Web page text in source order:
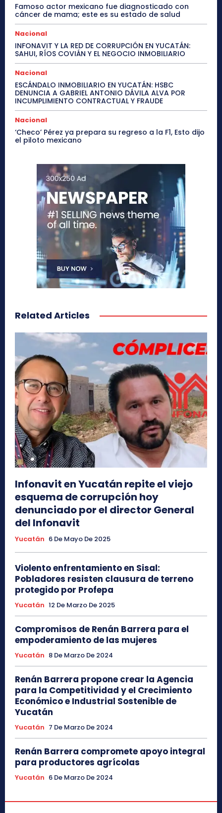
Famoso actor mexicano fue diagnosticado con
cáncer de mama; este es su estado de salud
Nacional
INFONAVIT Y LA RED DE CORRUPCIÓN EN YUCATÁN:
SAHUI, RÍOS COVIÁN Y EL NEGOCIO INMOBILIARIO
Nacional
ESCÁNDALO INMOBILIARIO EN YUCATÁN: HSBC
DENUNCIA A GABRIEL ANTONIO DÁVILA ALVA POR
INCUMPLIMIENTO CONTRACTUAL Y FRAUDE
Nacional
‘Checo’ Pérez ya prepara su regreso a la F1, Esto dijo
el piloto mexicano
Related Articles
Infonavit en Yucatán repite el viejo
esquema de corrupción hoy
denunciado por el director General
del Infonavit
Yucatán 6 De Mayo De 2025
Violento enfrentamiento en Sisal:
Pobladores resisten clausura de terreno
protegido por Profepa
Yucatán 12 De Marzo De 2025
Compromisos de Renán Barrera para el
empoderamiento de las mujeres
Yucatán 8 De Marzo De 2024
Renán Barrera propone crear la Agencia
para la Competitividad y el Crecimiento
Económico e Industrial Sostenible de
Yucatán
Yucatán 7 De Marzo De 2024
Renán Barrera compromete apoyo integral
para productores agrícolas
Yucatán 6 De Marzo De 2024